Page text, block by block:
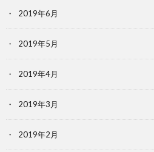
2019年6月
2019年5月
2019年4月
2019年3月
2019年2月